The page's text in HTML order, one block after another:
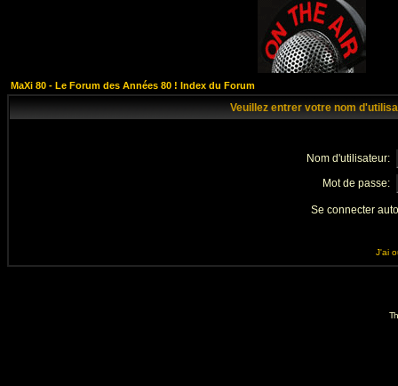
MaXi 80 - Le Forum des Années 80 ! Index du Forum
Veuillez entrer votre nom
Nom d'utilisateur:
Mot de passe:
Se connecter
J'ai